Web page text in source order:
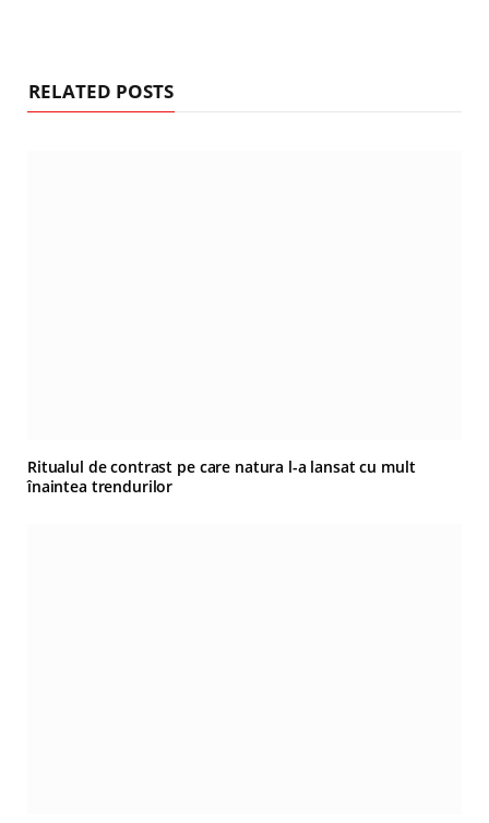
RELATED POSTS
Ritualul de contrast pe care natura l-a lansat cu mult
înaintea trendurilor